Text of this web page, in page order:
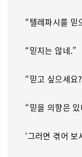
“텔레파시를 믿
“믿지는 않네.”
“믿고 싶으세요
“믿을 의향은
‘그러면 겪어 보